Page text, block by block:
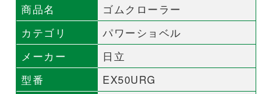
商品名
ゴムクローラー
カテゴリ
パワーショベル
メーカー
日立
型番
EX50URG